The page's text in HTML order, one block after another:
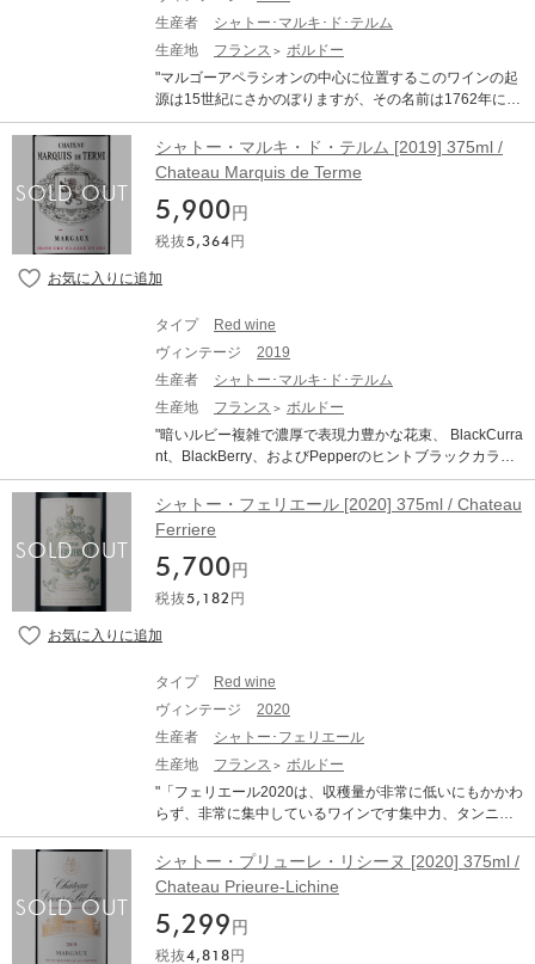
検出する方法を知るチェーンマスターのすべての芸術で
す 輝かしい長老と同じケアで高く動物化されたガッシー
マーガル人は本質的に、そのビロードのようなタンニン
はその高貴な起源に署名します ※本文はオンラインでの
生産者
シャトー･マルキ･ド･テルム
生産地
フランス
ボルドー
"マルゴーアペラシオンの中心に位置するこのワインの起
源は15世紀にさかのぼりますが、その名前は1762年に、
フランソワデペギリハン、マーキスデルテルムによって
与えられますセネクラウゼ家は1935年から財産を所有し
ています中央高原に位置し、40ヘクタールの典型的なマ
ルゴーの砂利には、カベルネソーヴィニヨン、メルロ
ー、プチヴェルドーの高貴なブドウの品種が植えられて
シャトー・マルキ・ド・テルム [2019] 375ml /
Chateau Marquis de Terme
5,900 円
税抜5,364 円
タイプ
Red wine
ヴィンテージ
2019
生産者
シャトー･マルキ･ド･テルム
生産地
フランス
ボルドー
"暗いルビー複雑で濃厚で表現力豊かな花束、 BlackCurra
nt、BlackBerry、およびPepperのヒントブラックカラン
ト、ココア、スパイスを追加するためのクローブのヒン
トを伴うおいしいクリーミーな攻撃タンニンは密度が高
く、強力で包み込まれていますこの幸せなバランスは、
ワインに非常に絹のような繊細な側面を与えます ※本文
はオンラインでの自動翻訳になります。"
シャトー・フェリエール [2020] 375ml / Chateau
Ferriere
5,700 円
税抜5,182 円
タイプ
Red wine
ヴィンテージ
2020
生産者
シャトー･フェリエール
生産地
フランス
ボルドー
"「フェリエール2020は、収穫量が非常に低いにもかかわ
らず、非常に集中しているワインです集中力、タンニッ
ク構造、そして古典的なスタイルで注目に値するビンテ
ージ」 Claire Villars-Lurton、所有者68％Cabernet Sauvi
gnon、27％Merlot、3％Petit Verdot、2％Cabernet Fran
c ※本文はオンラインでの自動翻訳になります。"
シャトー・プリューレ・リシーヌ [2020] 375ml /
Chateau Prieure-Lichine
5,299 円
税抜4,818 円